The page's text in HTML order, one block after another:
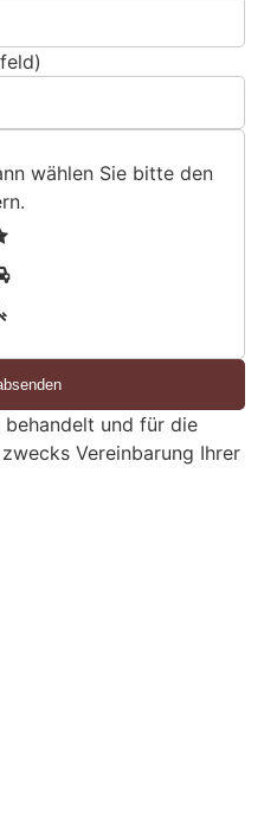
wählen Sie bitte den
.
und für die
Vereinbarung Ihrer